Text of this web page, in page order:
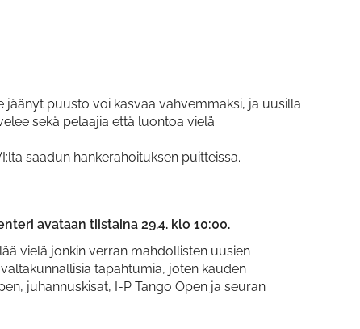
jäänyt puusto voi kasvaa vahvemmaksi, ja uusilla
sekä pelaajia että luontoa vielä
saadun hankerahoituksen puitteissa.
avataan tiistaina 29.4. klo 10:00.
vielä jonkin verran mahdollisten uusien
tapahtumia, joten kauden
juhannuskisat, I-P Tango Open ja seuran